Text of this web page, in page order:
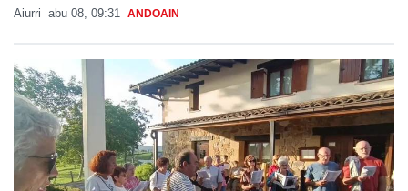
Aiurri abu 08, 09:31 ANDOAIN